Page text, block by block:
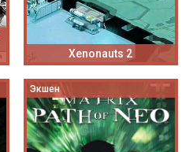
Xenonauts 2
Экшен